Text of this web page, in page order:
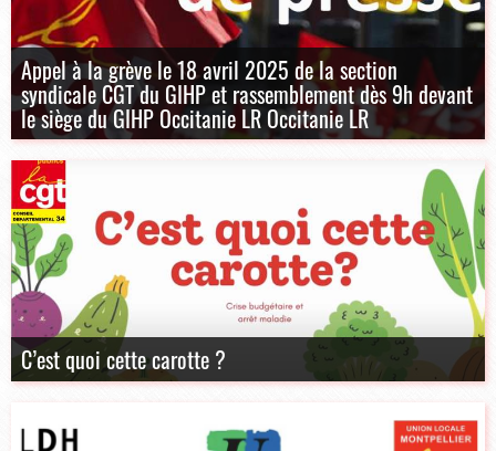
Appel à la grève le 18 avril 2025 de la section
syndicale CGT du GIHP et rassemblement dès 9h devant
le siège du GIHP Occitanie LR Occitanie LR
C’est quoi cette carotte ?